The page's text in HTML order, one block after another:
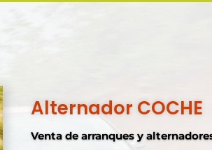
Alternador COCHE
Venta de arranques y